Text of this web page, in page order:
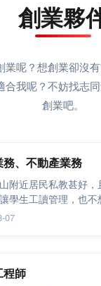
創業夥
呢？想創業卻沒有
合我呢？不妨找志
創業吧。
務、不動產業務
附近居民私教甚好
學生工讀管理，也不
07
程師